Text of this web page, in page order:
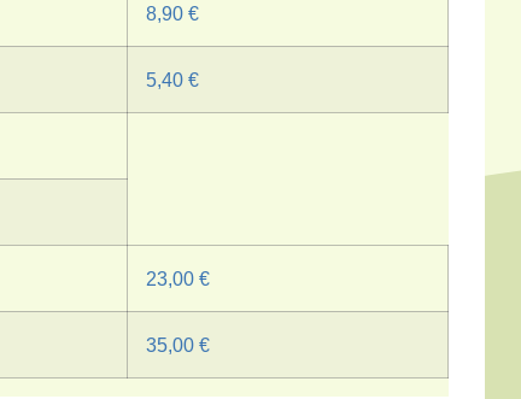
8,90 €
5,40 €
23,00 €
35,00 €